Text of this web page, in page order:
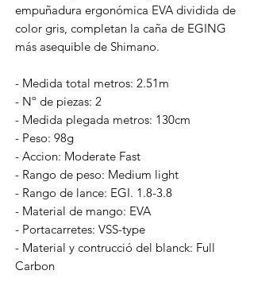
empuñadura ergonómica EVA dividida de
color gris, completan la caña de EGING
más asequible de Shimano.
- Medida total metros: 2.51m
- Nº de piezas: 2
- Medida plegada metros: 130cm
- Peso: 98g
- Accion: Moderate Fast
- Rango de peso: Medium light
- Rango de lance: EGI. 1.8-3.8
- Material de mango: EVA
- Portacarretes: VSS-type
- Material y contrucció del blanck: Full
Carbon